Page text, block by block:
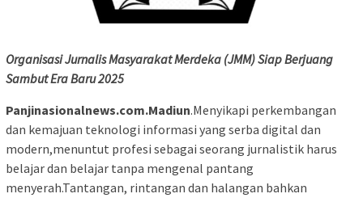
Organisasi Jurnalis Masyarakat Merdeka (JMM) Siap Berjuang
Sambut Era Baru 2025
Panjinasionalnews.com.Madiun.Menyikapi perkembangan
dan kemajuan teknologi informasi yang serba digital dan
modern,menuntut profesi sebagai seorang jurnalistik harus
belajar dan belajar tanpa mengenal pantang
menyerah.Tantangan, rintangan dan halangan bahkan